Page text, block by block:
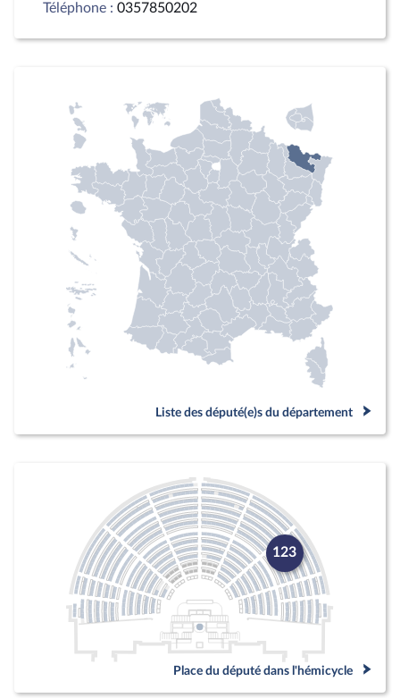
Téléphone : 0357850202
Liste des député(e)s du département
123
Place du député dans l'hémicycle